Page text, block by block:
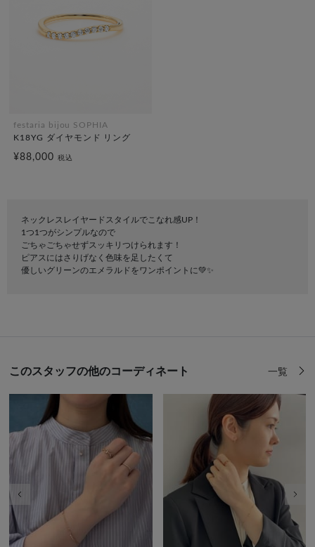
festaria bijou SOPHIA
K18YG ダイヤモンド リング
¥88,000 税込
ネックレスレイヤードスタイルでこなれ感UP！
1つ1つがシンプルなので
ごちゃごちゃせずスッキリつけられます！
ピアスにはさりげなく色味を足したくて
優しいグリーンのエメラルドをワンポイントに💚✨
このスタッフの他のコーディネート 一覧